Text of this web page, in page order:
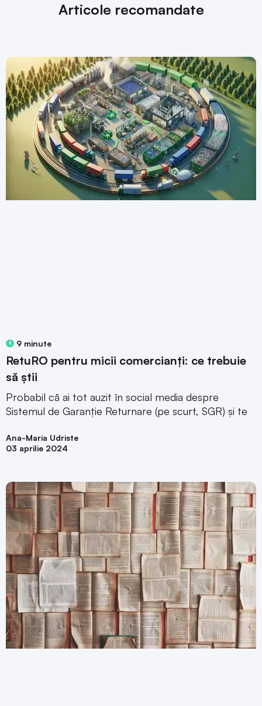
Articole recomandate
9 minute
RetuRO pentru micii comercianți: ce trebuie
să știi
Probabil că ai tot auzit în social media despre
Sistemul de Garanție Returnare (pe scurt, SGR) și te
Ana-Maria Udriste
03 aprilie 2024